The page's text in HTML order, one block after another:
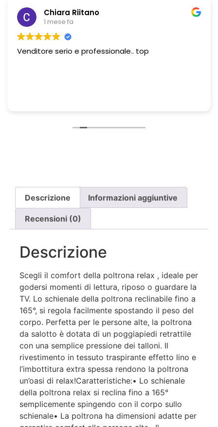
Chiara Riitano
1 mese fa
Venditore serio e professionale.. top
Descrizione Informazioni aggiuntive
Recensioni (0)
Descrizione
Scegli il comfort della poltrona relax , ideale per
godersi momenti di lettura, riposo o guardare la
TV. Lo schienale della poltrona reclinabile fino a
165°, si regola facilmente spostando il peso del
corpo. Perfetta per le persone alte, la poltrona
da salotto è dotata di un poggiapiedi retrattile
con una semplice pressione dei talloni. Il
rivestimento in tessuto traspirante effetto lino e
l’imbottitura extra spessa rendono la poltrona
un’oasi di relax!Caratteristiche:• Lo schienale
della poltrona relax si reclina fino a 165°
semplicemente spingendo con il corpo sullo
schienale• La poltrona ha dimensioni adatte per